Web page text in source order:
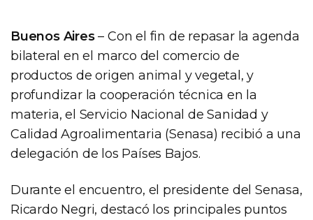
Buenos Aires– Con el fin de repasar la agenda
bilateral en el marco del comercio de
productos de origen animal y vegetal, y
profundizar la cooperación técnica en la
materia, el Servicio Nacional de Sanidad y
Calidad Agroalimentaria (Senasa) recibió a una
delegación de los Países Bajos.
Durante el encuentro, el presidente del Senasa,
Ricardo Negri, destacó los principales puntos